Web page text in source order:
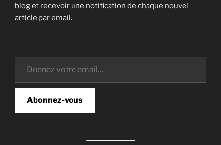
blog et recevoir une notification de chaque nouvel
article par email.
Donnez votre email…
Abonnez-vous